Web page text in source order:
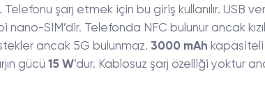
Telefonu şarj etmek için bu giriş kullanılır. USB
nano-SIM’dir. Telefonda NFC bulunur ancak
ancak 5G bulunmaz. 3000 mAh kapasiteli
gücü 15 W’dur. Kablosuz şarj özelliği yoktur